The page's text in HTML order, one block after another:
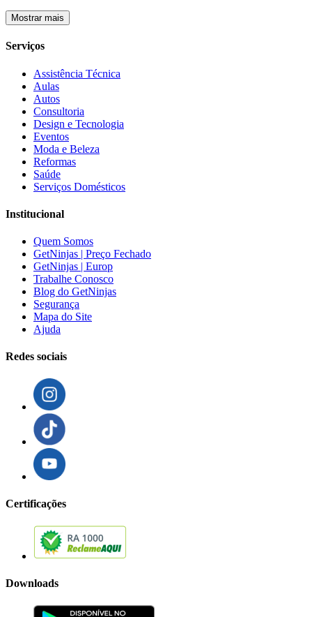
Mostrar mais
Serviços
Assistência Técnica
Aulas
Autos
Consultoria
Design e Tecnologia
Eventos
Moda e Beleza
Reformas
Saúde
Serviços Domésticos
Institucional
Quem Somos
GetNinjas | Preço Fechado
GetNinjas | Europ
Trabalhe Conosco
Blog do GetNinjas
Segurança
Mapa do Site
Ajuda
Redes sociais
Certificações
Downloads